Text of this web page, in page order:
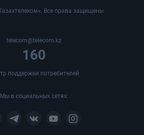
Все права защищены
telecom@telecom.kz
160
поддержки потребителей
Мы в социальных сетях: